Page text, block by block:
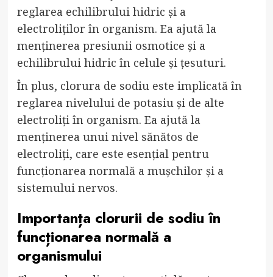
reglarea echilibrului hidric și a
electroliților în organism. Ea ajută la
menținerea presiunii osmotice și a
echilibrului hidric în celule și țesuturi.
În plus, clorura de sodiu este implicată în
reglarea nivelului de potasiu și de alte
electroliți în organism. Ea ajută la
menținerea unui nivel sănătos de
electroliți, care este esențial pentru
funcționarea normală a mușchilor și a
sistemului nervos.
Importanța clorurii de sodiu în
funcționarea normală a
organismului